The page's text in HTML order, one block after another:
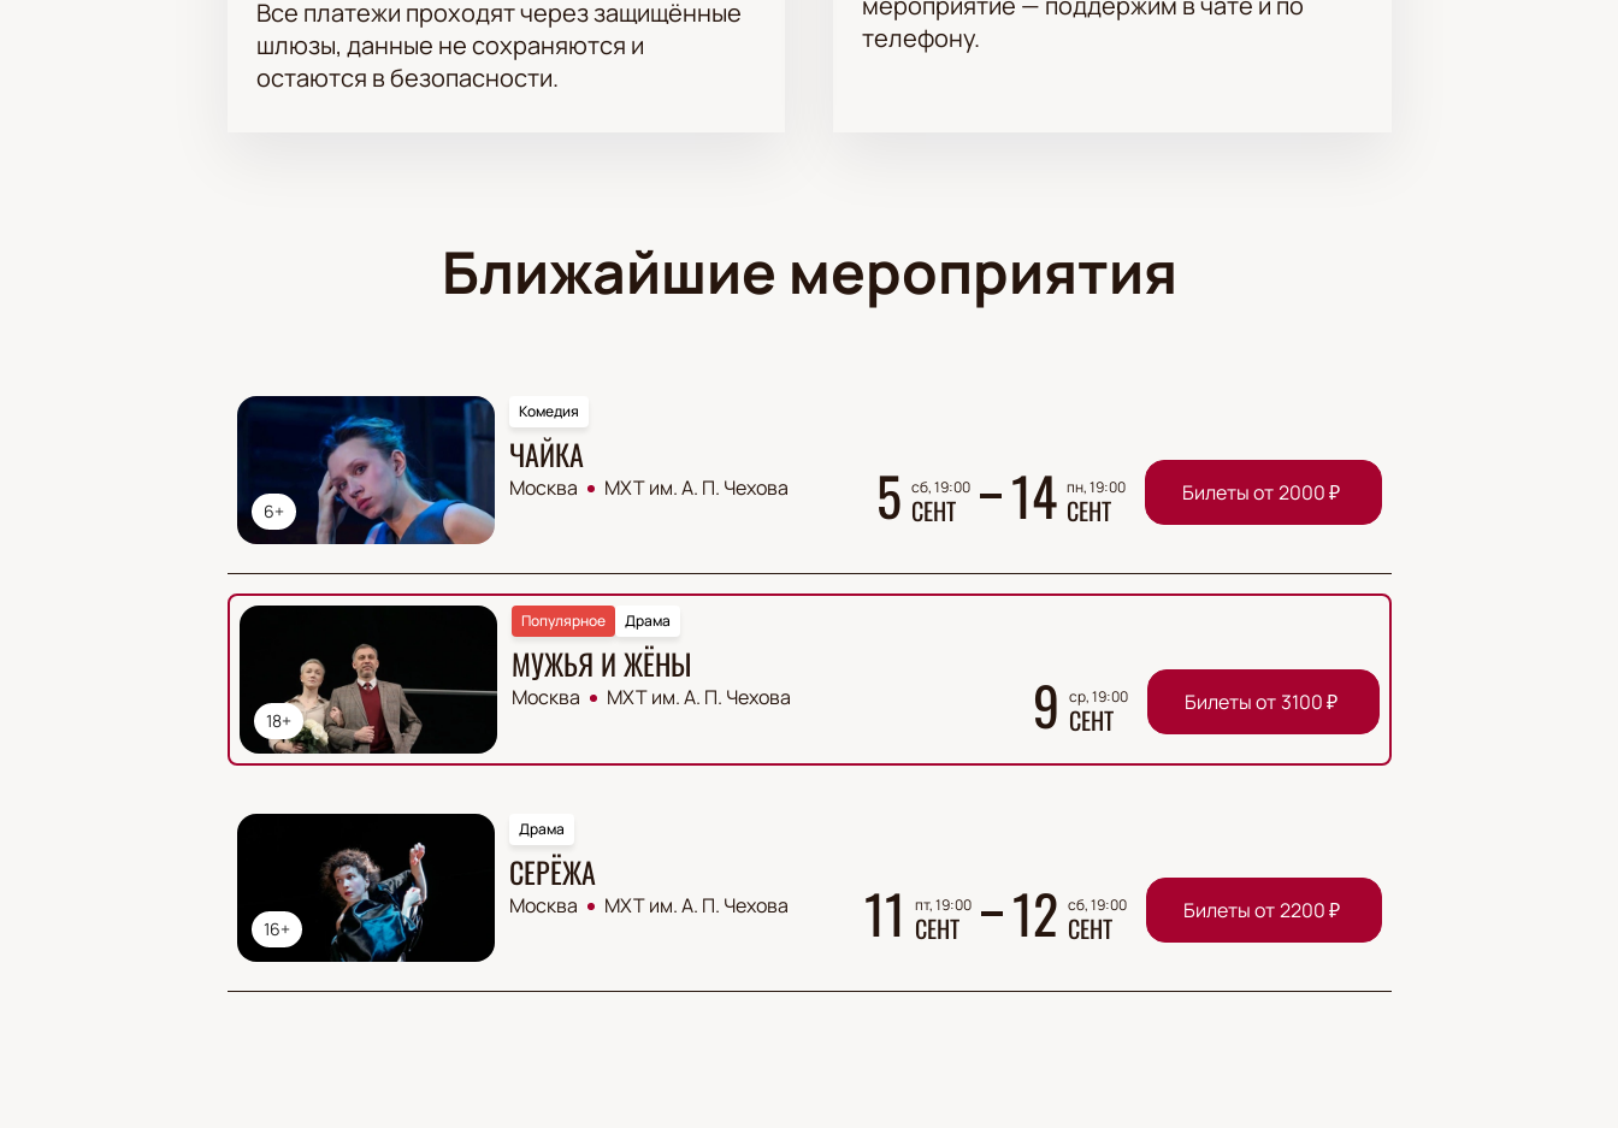
Все платежи проходят через защищённые
шлюзы, данные не сохраняются и
остаются в безопасности.
телефону.
Ближайшие мероприятия
6+
Комедия
ЧАЙКА
Москва МХТ им. А. П. Чехова 5 сб, 19:00
СЕНТ 14 пн, 19:00
СЕНТ Билеты от 2000₽
18+
Драма
Популярное
МУЖЬЯ И ЖЁНЫ
Москва МХТ им. А. П. Чехова 9 ср, 19:00
СЕНТ Билеты от 3100₽
16+
Драма
СЕРЁЖА
Москва МХТ им. А. П. Чехова 11 пт, 19:00
СЕНТ 12 сб, 19:00
СЕНТ Билеты от 2200₽